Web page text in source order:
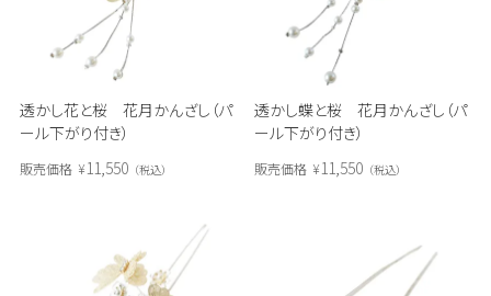
透かし花と桜 花月かんざし（パ
ール下がり付き）
販売価格 ¥11,550 税込
透かし蝶と桜 花月かんざし（パ
ール下がり付き）
販売価格 ¥11,550 税込